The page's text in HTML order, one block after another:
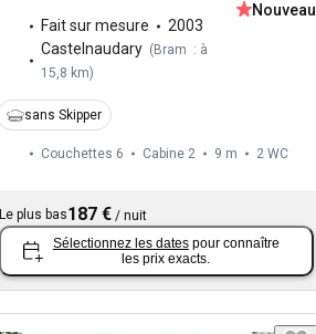
Fait sur mesure
2003
Castelnaudary ( Bram : à
15,8 km)
Nouveau
sans Skipper
Couchettes 6 Cabine 2 9 m 2 WC
Le plus bas187 € / nuit
Sélectionnez les dates pour connaître
les prix exacts.